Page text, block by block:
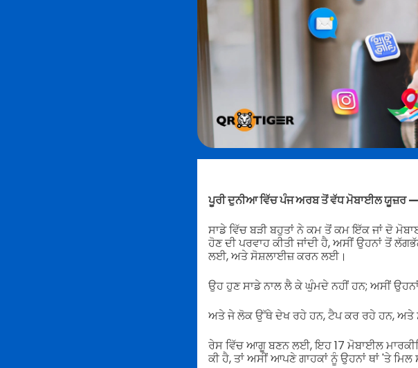
ਪੂਰੀ ਦੁਨੀਆ ਵਿੱਚ ਪੰਜ ਅਰਬ ਤੋਂ ਵੱਧ ਮੋਬਾਈਲ ਯੂਜ਼ਰ
ਸਾਡੇ ਵਿੱਚ ਬੜੀ ਬਹੁਤਾਂ ਨੇ ਕਮ ਤੋਂ ਕਮ ਇੱਕ ਜਾਂ ਦੋ
ਹੋਣ ਦੀ ਪਰਵਾਹ ਕੀਤੀ ਜਾਂਦੀ ਹੈ, ਅਸੀਂ ਉਹਨਾਂ ਤੋਂ
ਲਈ, ਅਤੇ ਸੋਸ਼ਲਾਈਜ਼ ਕਰਨ ਲਈ।
ਉਹ ਹੁਣ ਸਾਡੇ ਨਾਲ ਲੈ ਕੇ ਘੁੰਮਦੇ ਨਹੀਂ ਹਨ; ਅਸੀਂ
ਅਤੇ ਜੇ ਲੋਕ ਉੱਥੇ ਦੇਖ ਰਹੇ ਹਨ, ਟੈਪ ਕਰ ਰਹੇ ਹਨ, ਅਤੇ
ਰੇਸ ਵਿੱਚ ਆਗੂ ਬਣਨ ਲਈ, ਇਹ 17 ਮੋਬਾਈਲ
ਕੀ ਹੈ, ਤਾਂ ਅਸੀਂ ਆਪਣੇ ਗਾਹਕਾਂ ਨੂੰ ਉਹਨਾਂ ਥਾਂ 'ਤੇ ਮਿਲ